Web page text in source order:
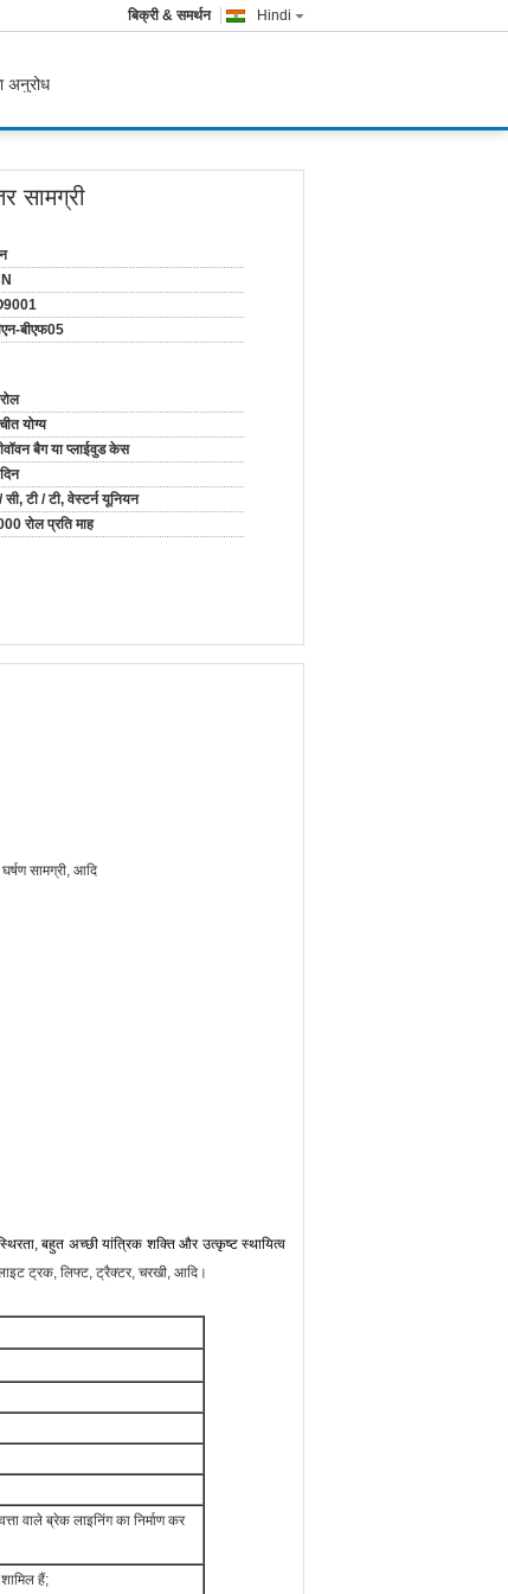
Hindi
बिक्री & समर्थन
अनुरोध
सामग्री
बीएफ05
योग्य
बैग या प्लाईवुड केस
सी, टी / टी, वेस्टर्न यूनियन
रोल प्रति माह
सामग्री, आदि
बहुत अच्छी यांत्रिक शक्ति और उत्कृष्ट स्थायित्व
ट्रक, लिफ्ट, ट्रैक्टर, चरखी, आदि।
वाले ब्रेक लाइनिंग का निर्माण कर
हैं;